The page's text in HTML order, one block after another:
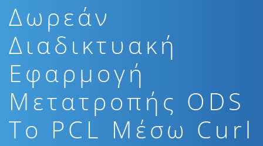
Δωρεάν
Διαδικτυακή
Εφαρμογή
Μετατροπής ODS
To PCL Μέσω Curl